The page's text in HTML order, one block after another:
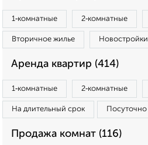
1‑комнатные 2‑комнатные
Вторичное жилье Новостройки
Аренда квартир (414)
1‑комнатные 2‑комнатные
На длительный срок Посуточно
Продажа комнат (116)